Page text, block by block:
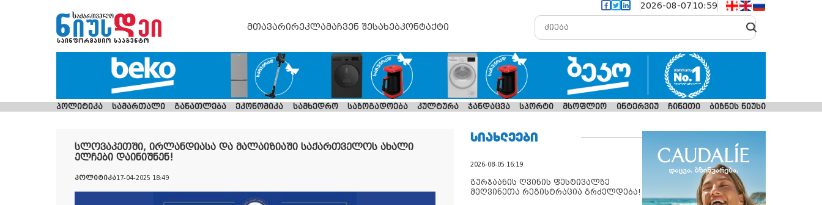
2026-08-07 10:59
მთავარირეკლამაჩვენ შესახებკონტაქტი
პოლიტიკა სამართალი განათლება ეკონომიკა სამხედრო საზოგადოება კულტურა ჯანდაცვა სპორტი მსოფლიო ინტერვიუ ჩინეთი ბიზნეს ნიუსი
სლოვაკეთში, ირლანდიასა და მალაიზიაში საქართველოს ახალი
ელჩები დაინიშნენ!
პოლიტიკა17-04-2025 18:49
ᲡᲘᲐᲮᲚᲔᲔᲑᲘ
2026-08-05 16:19
გურჯაანის ღვინის ფესტივალზე
მეღვინეთა რეგისტრაცია გრძელდება!